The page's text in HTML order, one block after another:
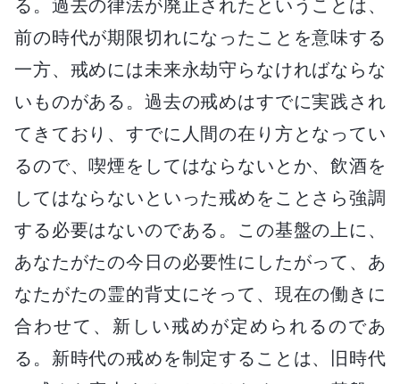
る。過去の律法が廃止されたということは、
前の時代が期限切れになったことを意味する
一方、戒めには未来永劫守らなければならな
いものがある。過去の戒めはすでに実践され
てきており、すでに人間の在り方となってい
るので、喫煙をしてはならないとか、飲酒を
してはならないといった戒めをことさら強調
する必要はないのである。この基盤の上に、
あなたがたの今日の必要性にしたがって、あ
なたがたの霊的背丈にそって、現在の働きに
合わせて、新しい戒めが定められるのであ
る。新時代の戒めを制定することは、旧時代